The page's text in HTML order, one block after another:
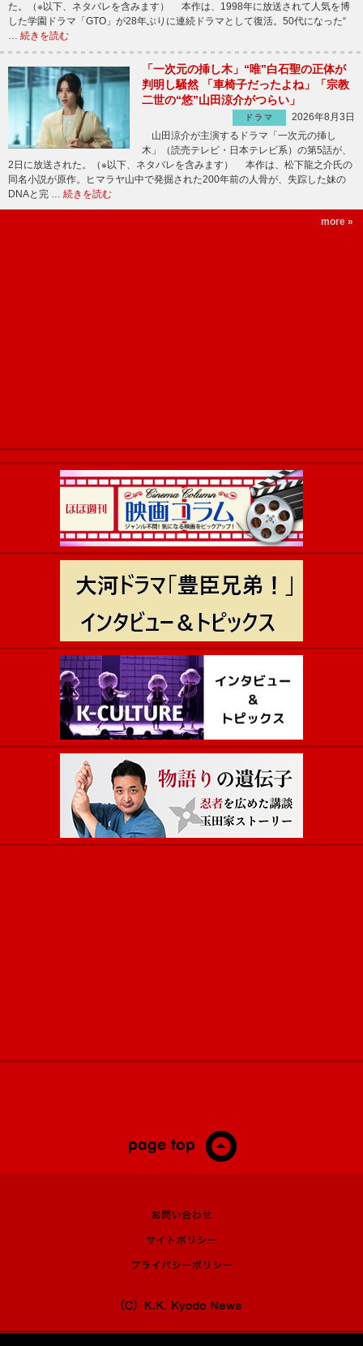
た。（※以下、ネタバレを含みます） 本作は、1998年に放送されて人気を博
した学園ドラマ「GTO」が28年ぶりに連続ドラマとして復活。50代になった“
… 続きを読む
「一次元の挿し木」“唯”白石聖の正体が
判明し騒然 「車椅子だったよね」「宗教
二世の“悠”山田涼介がつらい」
ドラマ
2026年8月3日
山田涼介が主演するドラマ「一次元の挿し
木」（読売テレビ・日本テレビ系）の第5話が、
2日に放送された。（※以下、ネタバレを含みます） 本作は、松下龍之介氏の
同名小説が原作。ヒマラヤ山中で発掘された200年前の人骨が、失踪した妹の
DNAと完 … 続きを読む
more »